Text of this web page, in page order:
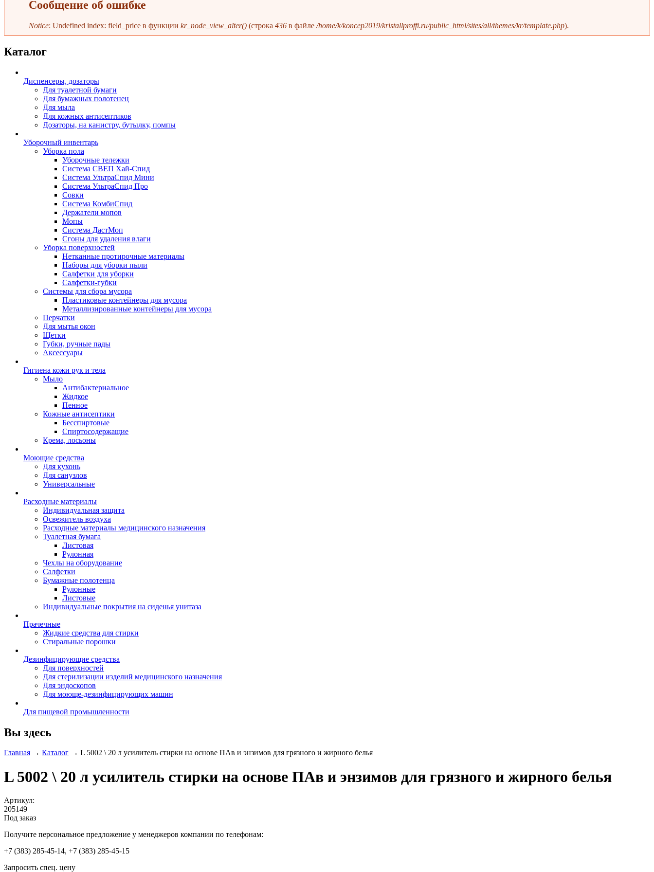
Сообщение об ошибке
Notice: Undefined index: field_price в функции kr_node_view_alter() (строка 436 в файле /home/k/koncep2019/kristallproffi.ru/public_html/sites/all/themes/kr/template.php).
Каталог
Диспенсеры, дозаторы
Для туалетной бумаги
Для бумажных полотенец
Для мыла
Для кожных антисептиков
Дозаторы, на канистру, бутылку, помпы
Уборочный инвентарь
Уборка пола
Уборочные тележки
Система СВЕП Хай-Спид
Система УльтраСпид Мини
Система УльтраСпид Про
Совки
Система КомбиСпид
Держатели мопов
Мопы
Система ДастМоп
Сгоны для удаления влаги
Уборка поверхностей
Нетканные протирочные материалы
Наборы для уборки пыли
Салфетки для уборки
Салфетки-губки
Системы для сбора мусора
Пластиковые контейнеры для мусора
Металлизированные контейнеры для мусора
Перчатки
Для мытья окон
Щетки
Губки, ручные пады
Аксессуары
Гигиена кожи рук и тела
Мыло
Антибактериальное
Жидкое
Пенное
Кожные антисептики
Бесспиртовые
Cпиртосодержащие
Крема, лосьоны
Моющие средства
Для кухонь
Для санузлов
Универсальные
Расходные материалы
Индивидуальная защита
Освежитель воздуха
Расходные материалы медицинского назначения
Туалетная бумага
Листовая
Рулонная
Чехлы на оборудование
Салфетки
Бумажные полотенца
Рулонные
Листовые
Индивидуальные покрытия на сиденья унитаза
Прачечные
Жидкие средства для стирки
Стиральные порошки
Дезинфицирующие средства
Для поверхностей
Для стерилизации изделий медицинского назначения
Для эндоскопов
Для моюще-дезинфицирующих машин
Для пищевой промышленности
Вы здесь
Главная → Каталог → L 5002 \ 20 л усилитель стирки на основе ПАв и энзимов для грязного и жирного белья
L 5002 \ 20 л усилитель стирки на основе ПАв и энзимов для грязного и жирного белья
Артикул:
205149
Под заказ
Получите персональное предложение у менеджеров компании по телефонам:
+7 (383) 285-45-14, +7 (383) 285-45-15
Запросить спец. цену